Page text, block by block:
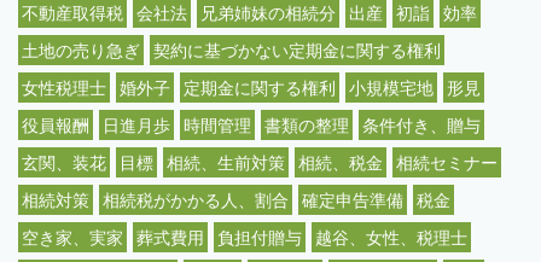
不動産取得税
会社法 兄弟姉妹の相続分 出産 初詣
効率
土地の売り急ぎ
契約に基づかない定期金に関する権利
女性税理士
婚外子 定期金に関する権利 小規模宅地
形見
役員報酬
日進月歩 時間管理 書類の整理
条件付き、贈与
玄関、装花
目標 相続、生前対策 相続、税金
相続セミナー
相続対策
相続税がかかる人、割合 確定申告準備
税金
空き家、実家
葬式費用 負担付贈与
越谷、女性、税理士